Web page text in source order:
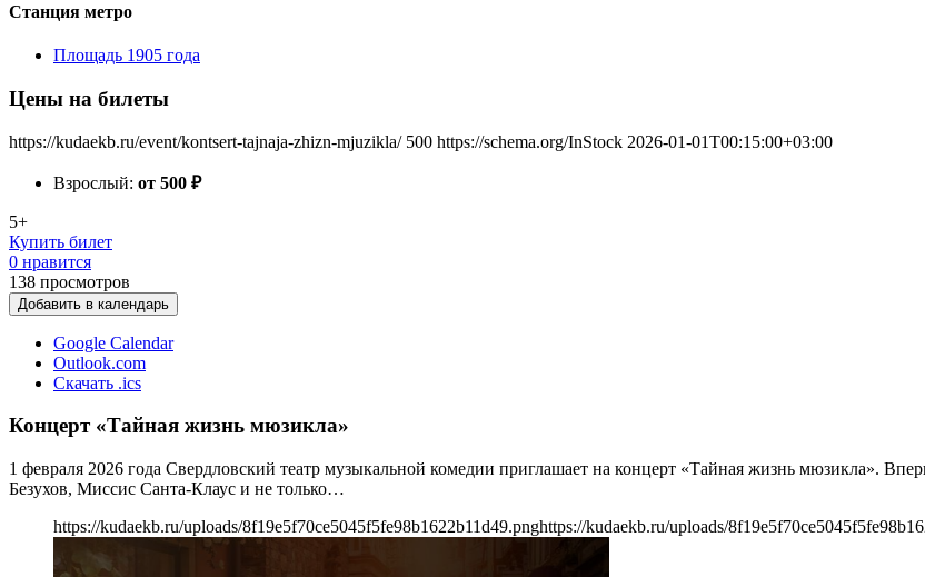
Станция метро
Площадь 1905 года
Цены на билеты
https://kudaekb.ru/event/kontsert-tajnaja-zhizn-mjuzikla/ 500 https://schema.org/InStock 2026-01-01T00:15:00+03:00
Взрослый: от 500 ₽
5+
Купить билет
0 нравится
138 просмотров
Добавить в календарь
Google Calendar
Outlook.com
Скачать .ics
Концерт «Тайная жизнь мюзикла»
1 февраля 2026 года Свердловский театр музыкальной комедии приглашает на концерт «Тайная жизнь мюзикла».
Безухов, Миссис Санта-Клаус и не только…
https://kudaekb.ru/uploads/8f19e5f70ce5045f5fe98b1622b11d49.pnghttps://kudaekb.ru/uploads/